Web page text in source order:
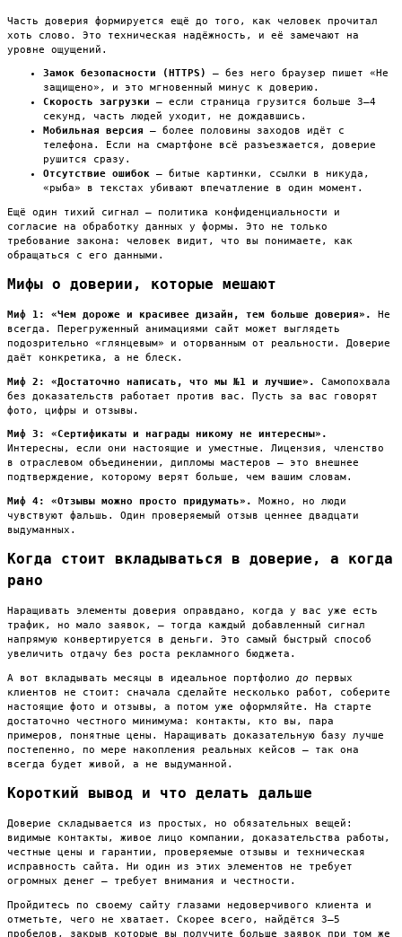
Часть доверия формируется ещё до того, как человек прочитал
хоть слово. Это техническая надёжность, и её замечают на
уровне ощущений.
Замок безопасности (HTTPS)
— без него браузер пишет «Не
защищено», и это мгновенный минус к доверию.
Скорость загрузки — если страница грузится больше 3–4
секунд, часть людей уходит, не дождавшись.
Мобильная версия — более половины заходов идёт с
телефона. Если на смартфоне всё разъезжается, доверие
рушится сразу.
Отсутствие ошибок — битые картинки, ссылки в никуда,
«рыба» в текстах убивают впечатление в один момент.
Ещё один тихий сигнал — политика конфиденциальности и
согласие на обработку данных у формы. Это не только
требование закона: человек видит, что вы понимаете, как
обращаться с его данными.
Мифы о доверии, которые мешают
Миф 1: «Чем дороже и красивее дизайн, тем больше доверия».
Не
всегда. Перегруженный анимациями сайт может выглядеть
подозрительно «глянцевым» и оторванным от реальности. Доверие
даёт конкретика, а не блеск.
Миф 2: «Достаточно написать, что мы №1 и лучшие».
Самопохвала
без доказательств работает против вас. Пусть за вас говорят
фото, цифры и отзывы.
Миф 3: «Сертификаты и награды никому не интересны».
Интересны, если они настоящие и уместные. Лицензия, членство
в отраслевом объединении, дипломы мастеров — это внешнее
подтверждение, которому верят больше, чем вашим словам.
Миф 4: «Отзывы можно просто придумать».
Можно, но люди
чувствуют фальшь. Один проверяемый отзыв ценнее двадцати
выдуманных.
Когда стоит вкладываться в доверие, а когда
рано
Наращивать элементы доверия оправдано, когда у вас уже есть
трафик, но мало заявок, — тогда каждый добавленный сигнал
напрямую конвертируется в деньги. Это самый быстрый способ
увеличить отдачу без роста рекламного бюджета.
А вот вкладывать месяцы в идеальное портфолио до первых
клиентов не стоит: сначала сделайте несколько работ, соберите
настоящие фото и отзывы, а потом уже оформляйте. На старте
достаточно честного минимума: контакты, кто вы, пара
примеров, понятные цены. Наращивать доказательную базу лучше
постепенно, по мере накопления реальных кейсов — так она
всегда будет живой, а не выдуманной.
Короткий вывод и что делать дальше
Доверие складывается из простых, но обязательных вещей:
видимые контакты, живое лицо компании, доказательства работы,
честные цены и гарантии, проверяемые отзывы и техническая
исправность сайта. Ни один из этих элементов не требует
огромных денег — требует внимания и честности.
Пройдитесь по своему сайту глазами недоверчивого клиента и
отметьте, чего не хватает. Скорее всего, найдётся 3–5
пробелов, закрыв которые вы получите больше заявок при том же